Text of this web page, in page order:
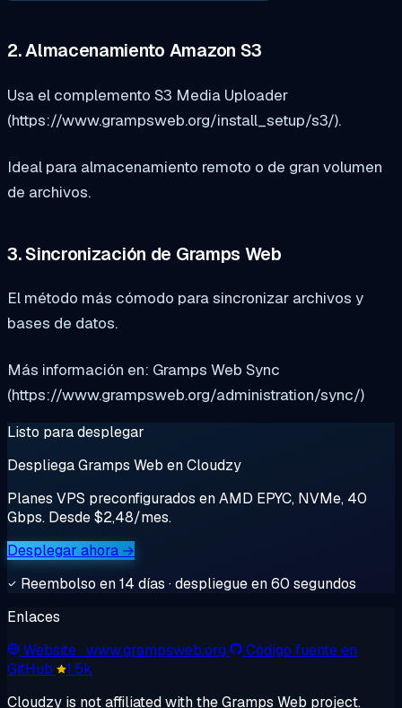
2. Almacenamiento Amazon S3
Usa el complemento S3 Media Uploader
(https://www.grampsweb.org/install_setup/s3/).
Ideal para almacenamiento remoto o de gran volumen
de archivos.
3. Sincronización de Gramps Web
El método más cómodo para sincronizar archivos y
bases de datos.
Más información en: Gramps Web Sync
(https://www.grampsweb.org/administration/sync/)
Listo para desplegar
Despliega Gramps Web en Cloudzy
Planes VPS preconfigurados en AMD EPYC, NVMe, 40
Gbps. Desde $2,48/mes.
Desplegar ahora →
Reembolso en 14 días · despliegue en 60 segundos
Enlaces
Website· www.grampsweb.org
Código fuente en
GitHub
1.5k
Cloudzy is not affiliated with the Gramps Web project.